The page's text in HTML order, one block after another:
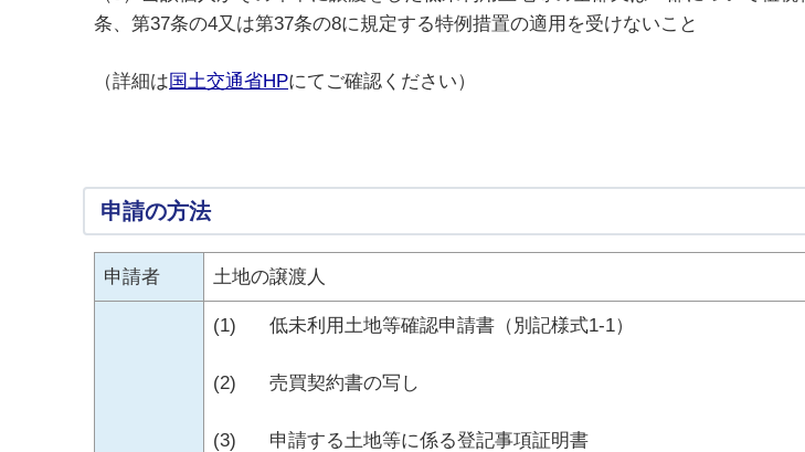
条、第37条の4又は第37条の8に規定する特例措置の適用を受けないこと
（詳細は国土交通省HPにてご確認ください）
申請の方法
申請者 土地の譲渡人
(1) 低未利用土地等確認申請書（別記様式1-1）
(2) 売買契約書の写し
(3) 申請する土地等に係る登記事項証明書